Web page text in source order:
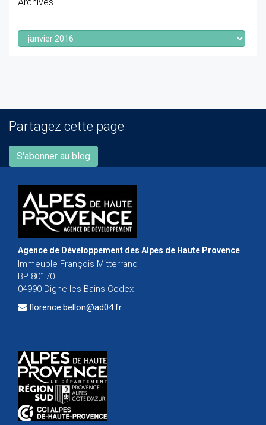
Archives
Partagez cette page
S'abonner au blog
Agence de Développement des Alpes de Haute Provence
Immeuble François Mitterrand
BP 80170
04990 Digne-les-Bains Cedex
florence.bellon@ad04.fr